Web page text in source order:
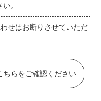
。
せはお断りさせていただ
らをご確認ください